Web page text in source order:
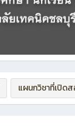
แผนกวิชาที่เปิด